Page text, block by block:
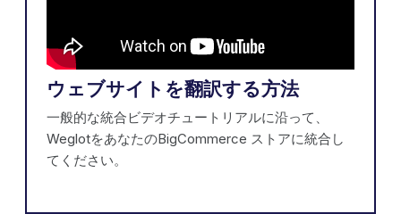
ウェブサイトを翻訳する方法
一般的な統合ビデオチュートリアルに沿って、
WeglotをあなたのBigCommerce ストアに統合し
てください。